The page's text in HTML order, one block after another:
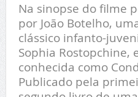
Na sinopse do filme
por João Botelho,
clássico infanto-
Sophia Rostopchine,
conhecida como
Publicado pela